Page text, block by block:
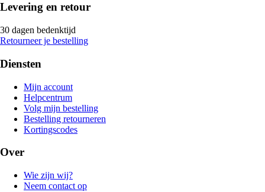
Levering en retour
30 dagen bedenktijd
Retourneer je bestelling
Diensten
Mijn account
Helpcentrum
Volg mijn bestelling
Bestelling retourneren
Kortingscodes
Over
Wie zijn wij?
Neem contact op